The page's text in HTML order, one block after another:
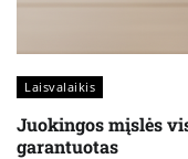
Laisvalaikis
Juokingos mįslės
garantuotas